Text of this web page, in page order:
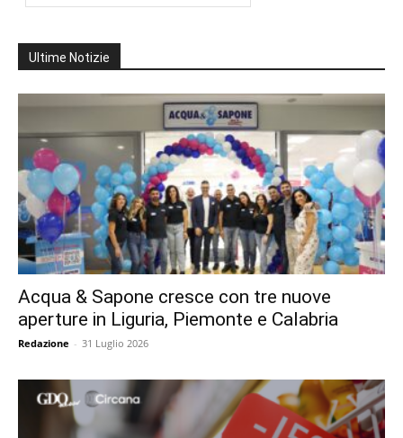
Ultime Notizie
Acqua & Sapone cresce con tre nuove
aperture in Liguria, Piemonte e Calabria
Redazione - 31 Luglio 2026